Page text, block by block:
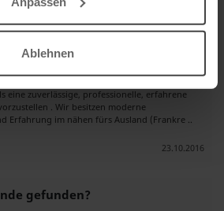
Ablehnen
18.11.2016
Näherei in Nysa / Oberschlesien in Polen sucht neue Aufträge
eine zuverlässige, professionelle, erfahrene
. Wir besitzen moderne
Erfahrung im nähen fürs Ausland (Frankre ..
23.10.2016
gefunden?